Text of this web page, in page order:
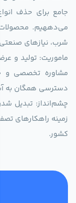
جامع برای حذف
می‌دههیم. محصولات
شرب، نیازهای
ماموریت: تولید و
مشاوره تخصصی و
دسترسی همگان به
چشم‌انداز: تبدیل
زمینه راهکارهای
کشور.